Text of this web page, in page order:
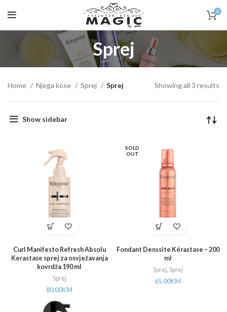
0
Sprej
Home Njega kose Sprej Sprej Showing all 3 results
Show sidebar
Curl Manifesto Refresh Absolu
Kerastase sprej za osvježavanja
kovrdža 190 ml
Sprej
80.00KM
SOLD
OUT
Fondant Denssite Kérastase – 200
ml
Sprej, Sprej
65.00KM